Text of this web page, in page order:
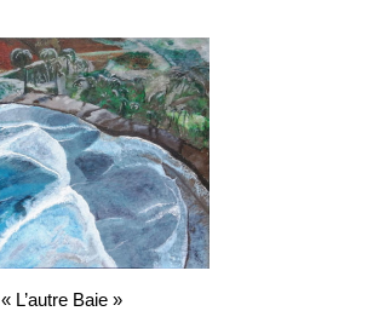
« L’autre Baie »